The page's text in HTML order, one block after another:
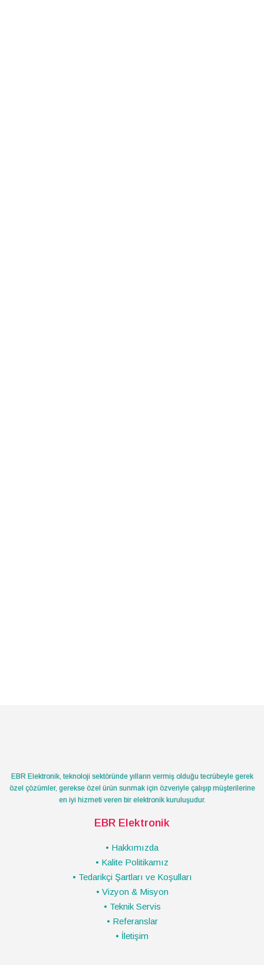
EBR Elektronik, teknoloji sektöründe yılların vermiş olduğu tecrübeyle gerek
özel çözümler, gerekse özel ürün sunmak için özveriyle çalışıp müşterilerine
en iyi hizmeti veren bir elektronik kuruluşudur.
EBR Elektronik
• Hakkımızda
• Kalite Politikamız
• Tedarikçi Şartları ve Koşulları
• Vizyon & Misyon
• Teknik Servis
• Referanslar
• İletişim